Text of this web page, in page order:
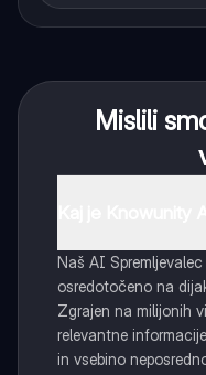
Mislili
Naš AI
osredotočeno na
Zgrajen na milijonih
relevantne
in vsebino